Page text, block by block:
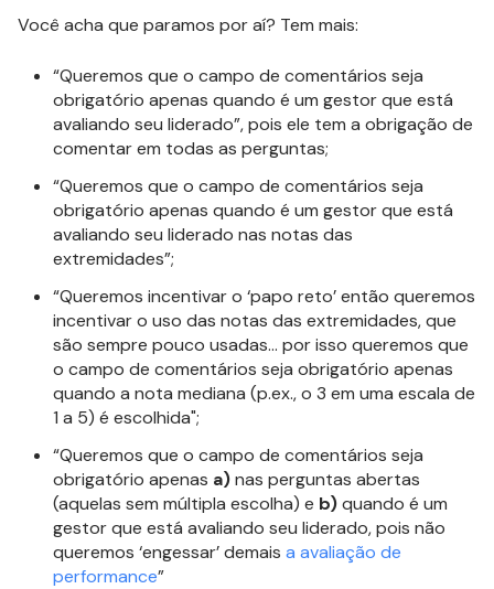
Você acha que paramos por aí? Tem mais:
“Queremos que o campo de comentários seja
obrigatório apenas quando é um gestor que está
avaliando seu liderado”, pois ele tem a obrigação de
comentar em todas as perguntas;
“Queremos que o campo de comentários seja
obrigatório apenas quando é um gestor que está
avaliando seu liderado nas notas das
extremidades”;
“Queremos incentivar o ‘papo reto’ então queremos
incentivar o uso das notas das extremidades, que
são sempre pouco usadas… por isso queremos que
o campo de comentários seja obrigatório apenas
quando a nota mediana (p.ex., o 3 em uma escala de
1 a 5) é escolhida";
“Queremos que o campo de comentários seja
obrigatório apenas a)nas perguntas abertas
(aquelas sem múltipla escolha) e b)quando é um
gestor que está avaliando seu liderado, pois não
queremos ‘engessar’ demais a avaliação de
performance”